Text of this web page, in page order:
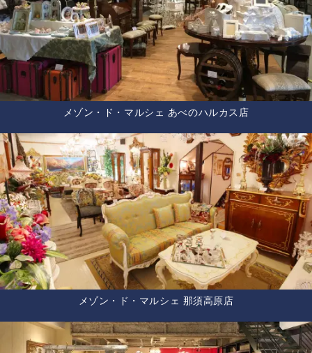
メゾン・ド・マルシェ あべのハルカス店
メゾン・ド・マルシェ 那須高原店